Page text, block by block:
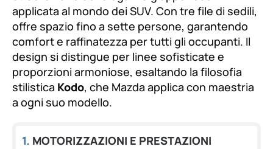
fuente.
applicata al mondo dei SUV. Con tre file di sedili,
offre spazio fino a sette persone, garantendo
comfort e raffinatezza per tutti gli occupanti. Il
design si distingue per linee sofisticate e
proporzioni armoniose, esaltando la filosofia
stilistica Kodo, che Mazda applica con maestria
a ogni suo modello.
MOTORIZZAZIONI E PRESTAZIONI